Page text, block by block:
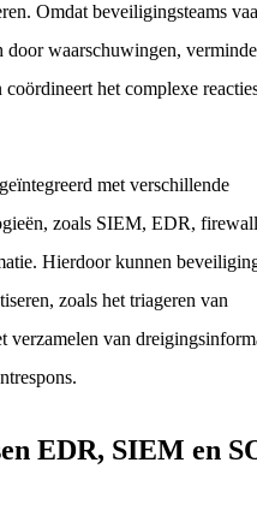
Omdat beveiligingsteams
waarschuwingen,
coördineert het complexe
met verschillende
zoals SIEM, EDR,
Hierdoor kunnen
zoals het triageren van
verzamelen van
EDR, SIEM en